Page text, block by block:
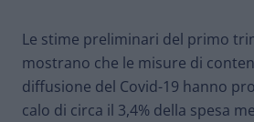
Le stime preliminari del primo
mostrano che le misure di
diffusione del Covid-19 hanno
calo di circa il 3,4% della spesa